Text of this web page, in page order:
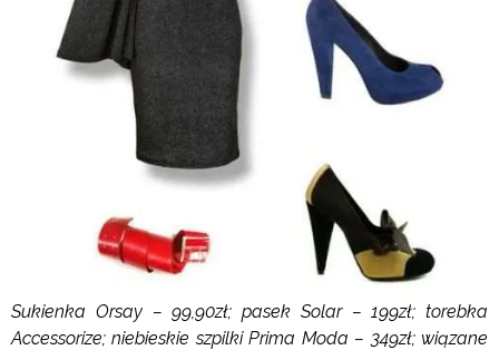
Sukienka Orsay – 99,90zł; pasek Solar – 199zł; torebka
Accessorize; niebieskie szpilki Prima Moda – 349zł; wiązane